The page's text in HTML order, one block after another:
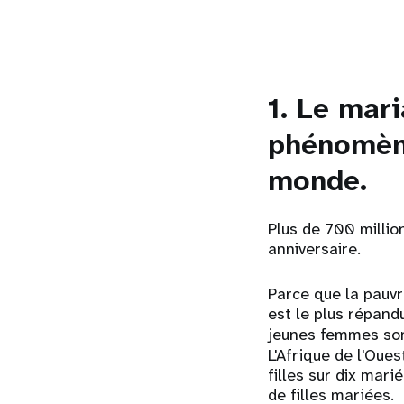
1. Le
monde.
Plus de 700
anniversaire.
Parce que la
est le plus
jeunes femmes
L'Afrique de
filles sur dix
de filles mariées.